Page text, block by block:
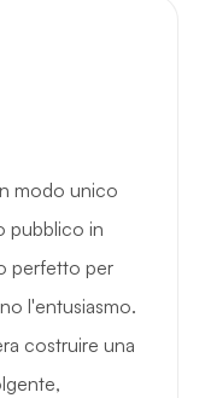
modo unico
pubblico in
perfetto per
l'entusiasmo.
costruire una